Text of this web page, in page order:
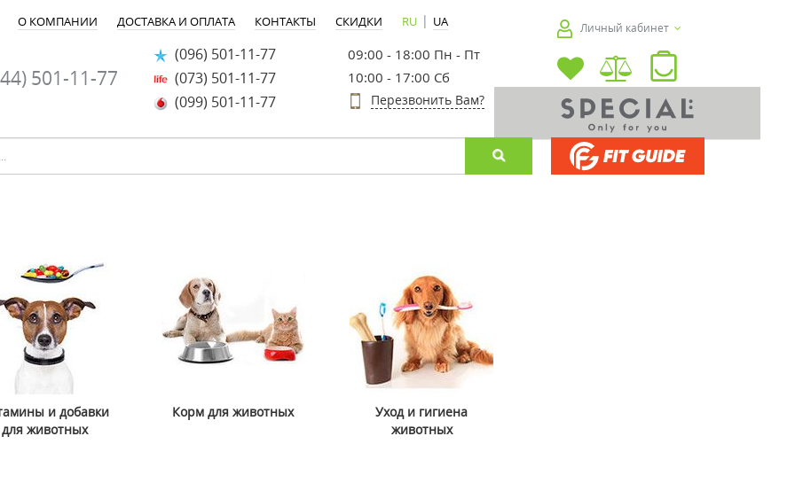
О КОМПАНИИ ДОСТАВКА И ОПЛАТА КОНТАКТЫ СКИДКИ RU | UA
501-11-77
(096) 501-11-77
(073) 501-11-77
(099) 501-11-77
09:00 - 18:00 Пн - Пт
10:00 - 17:00 Сб
Перезвонить Вам?
Личный кабинет
-25% -30%
и добавки
для животных
Корм для животных
Уход и гигиена
животных